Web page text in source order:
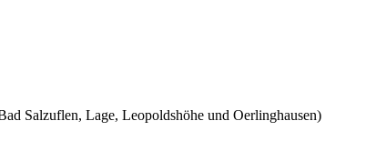
Salzuflen, Lage, Leopoldshöhe und Oerlinghausen)